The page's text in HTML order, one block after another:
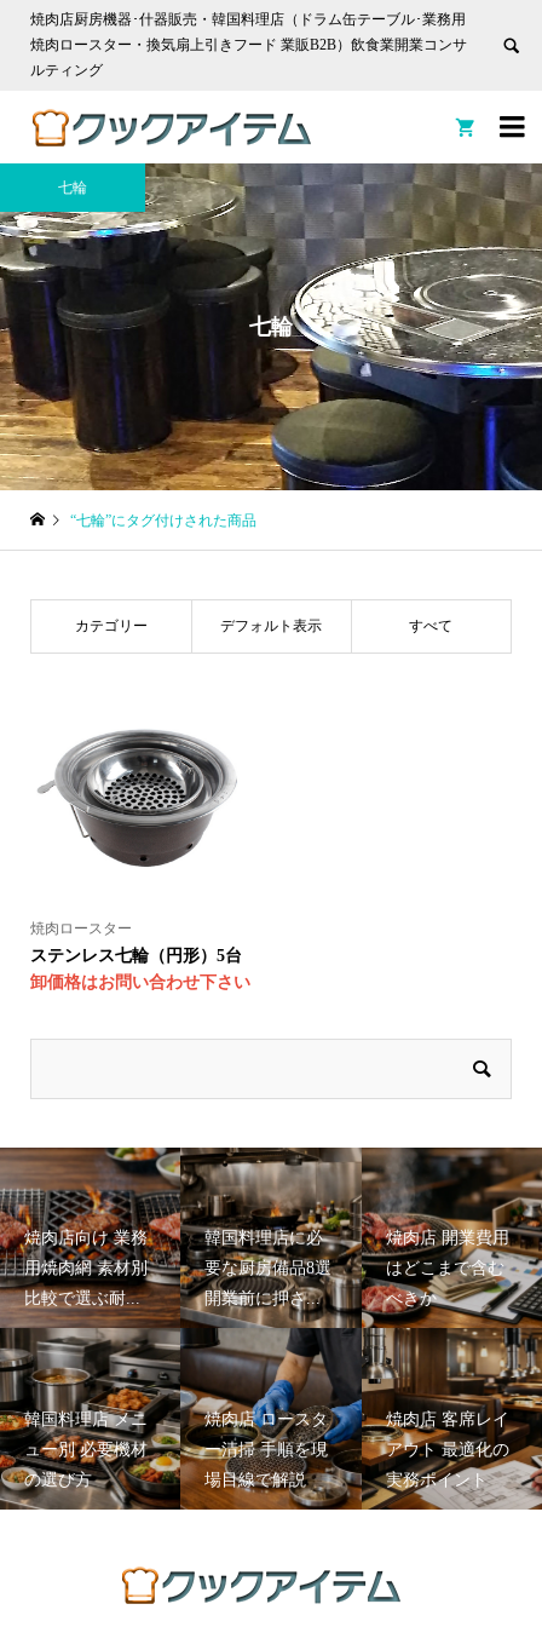
焼肉店厨房機器･什器販売・韓国料理店（ドラム缶テーブル･業務用
焼肉ロースター・換気扇上引きフード 業販B2B）飲食業開業コンサ
ルティング


七輪
七輪
“七輪”にタグ付けされた商品
カテゴリー デフォルト表示 すべて
焼肉ロースター
ステンレス七輪（円形）5台
卸価格はお問い合わせ下さい
焼肉店向け 業務
用焼肉網 素材別
比較で選ぶ耐...
韓国料理店に必
要な厨房備品8選
開業前に押さ...
焼肉店 開業費用
はどこまで含む
べきか
韓国料理店 メニ
ュー別 必要機材
の選び方
焼肉店 ロースタ
ー清掃 手順を現
場目線で解説
焼肉店 客席レイ
アウト 最適化の
実務ポイント